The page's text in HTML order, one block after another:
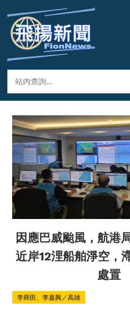
因應巴威颱風，航港
近岸12浬船舶淨空，
處置
李舜田、李嘉興／高雄